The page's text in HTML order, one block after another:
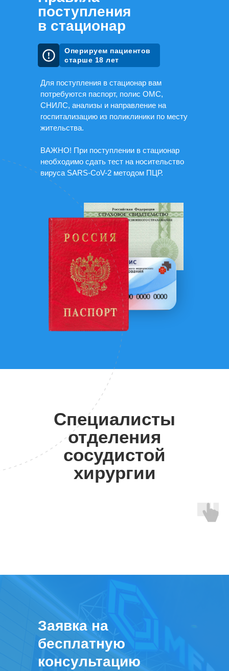
поступления
в стационар
Для поступления в стационар вам
потребуются паспорт, полис ОМС,
СНИЛС, анализы и направление на
госпитализацию из поликлиники по месту
жительства.
ВАЖНО! При поступлении в стационар
необходимо сдать тест на носительство
вируса SARS-CoV-2 методом ПЦР.
Оперируем пациентов
старше 18 лет
Специалисты
отделения
сосудистой
хирургии
Заявка на
бесплатную
консультацию
Золоев Дмитрий Георгиевич, заведующий
отделением сосудистой хирургии - стационара
Атеросклероз — скрытое
заболевание, которое может
Смотреть все подкасты